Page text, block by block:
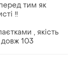
тим як
‼️
, якість
довж 103